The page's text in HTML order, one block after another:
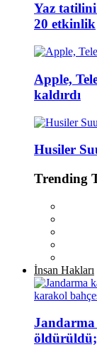
Yaz
20 etkinlik
Apple,
kaldırdı
Husiler
Trending
İnsan Hakları